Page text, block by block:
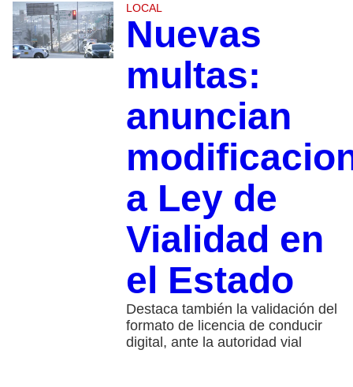
LOCAL
Nuevas
multas:
anuncian
a Ley de
Vialidad en
el Estado
Destaca también la validación del
formato de licencia de conducir
digital, ante la autoridad vial